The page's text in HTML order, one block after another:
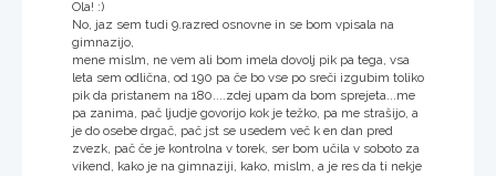
Ola! :)
No, jaz sem tudi 9.razred osnovne in se bom vpisala na
gimnazijo,
mene mislm, ne vem ali bom imela dovolj pik pa tega, vsa
leta sem odlična, od 190 pa če bo vse po sreči izgubim toliko
pik da pristanem na 180....zdej upam da bom sprejeta...me
pa zanima, pač ljudje govorijo kok je težko, pa me strašijo, a
je do osebe drgač, pač jst se usedem več k en dan pred
zvezk, pač če je kontrolna v torek, ser bom učila v soboto za
vikend, kako je na gimnaziji, kako, mislm, a je res da ti nekje